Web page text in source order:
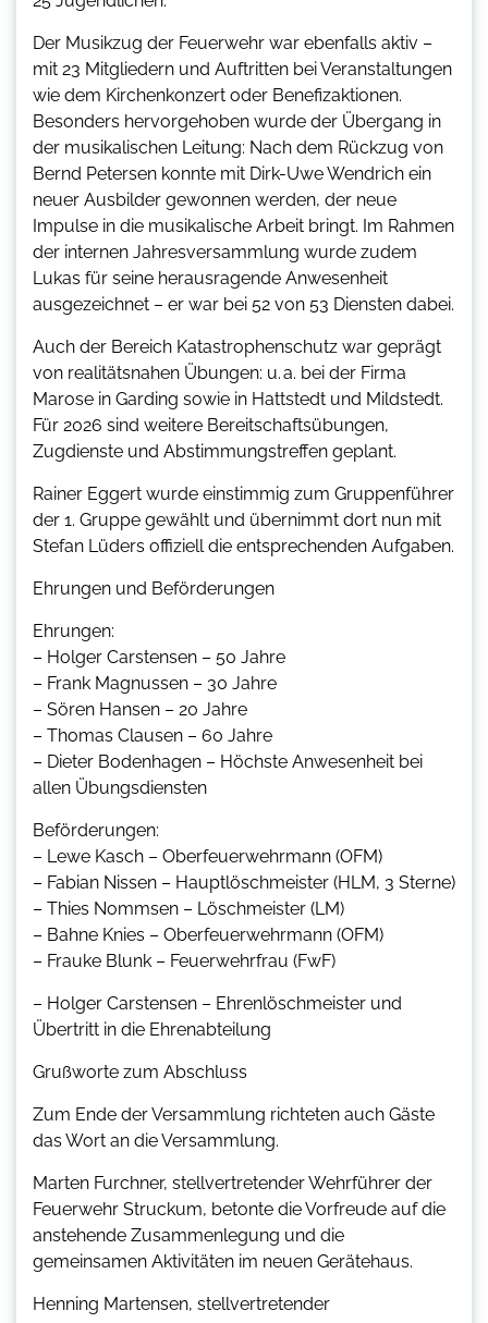
Der Musikzug der Feuerwehr war ebenfalls aktiv –
mit 23 Mitgliedern und Auftritten bei Veranstaltungen
wie dem Kirchenkonzert oder Benefizaktionen.
Besonders hervorgehoben wurde der Übergang in
der musikalischen Leitung: Nach dem Rückzug von
Bernd Petersen konnte mit Dirk-Uwe Wendrich ein
neuer Ausbilder gewonnen werden, der neue
Impulse in die musikalische Arbeit bringt. Im Rahmen
der internen Jahresversammlung wurde zudem
Lukas für seine herausragende Anwesenheit
ausgezeichnet – er war bei 52 von 53 Diensten dabei.
Auch der Bereich Katastrophenschutz war geprägt
von realitätsnahen Übungen: u. a. bei der Firma
Marose in Garding sowie in Hattstedt und Mildstedt.
Für 2026 sind weitere Bereitschaftsübungen,
Zugdienste und Abstimmungstreffen geplant.
Rainer Eggert wurde einstimmig zum Gruppenführer
der 1. Gruppe gewählt und übernimmt dort nun mit
Stefan Lüders offiziell die entsprechenden Aufgaben.
Ehrungen und Beförderungen
Ehrungen:
– Holger Carstensen – 50 Jahre
– Frank Magnussen – 30 Jahre
– Sören Hansen – 20 Jahre
– Thomas Clausen – 60 Jahre
– Dieter Bodenhagen – Höchste Anwesenheit bei
allen Übungsdiensten
Beförderungen:
– Lewe Kasch – Oberfeuerwehrmann (OFM)
– Fabian Nissen – Hauptlöschmeister (HLM, 3 Sterne)
– Thies Nommsen – Löschmeister (LM)
– Bahne Knies – Oberfeuerwehrmann (OFM)
– Frauke Blunk – Feuerwehrfrau (FwF)
– Holger Carstensen – Ehrenlöschmeister und
Übertritt in die Ehrenabteilung
Grußworte zum Abschluss
Zum Ende der Versammlung richteten auch Gäste
das Wort an die Versammlung.
Marten Furchner, stellvertretender Wehrführer der
Feuerwehr Struckum, betonte die Vorfreude auf die
anstehende Zusammenlegung und die
gemeinsamen Aktivitäten im neuen Gerätehaus.
Henning Martensen, stellvertretender